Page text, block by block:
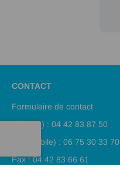
CONTACT
Formulaire de contact
Tél (fixe) : 04 42 83 87 50
Tél (mobile) : 06 75 30 33 70
Fax : 04 42 83 66 61